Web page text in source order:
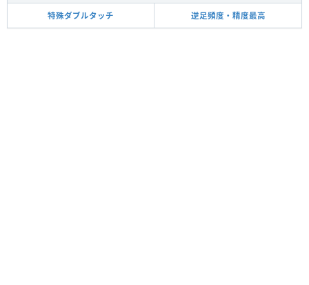
特殊ダブルタッチ 逆足頻度・精度最高